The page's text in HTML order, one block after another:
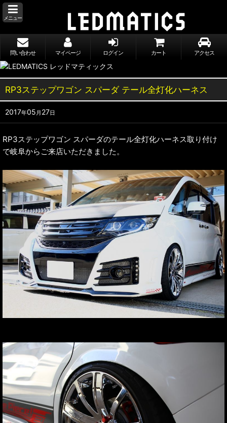
メニュー
問い合わせ マイページ ログイン カート アクセス
RP3ステップワゴン スパーダ テール全灯化ハーネス
2017年05 月 27日
RP3ステップワゴン スパーダのテール全灯化ハーネス取り付け
で岐阜からご来店いただきました。